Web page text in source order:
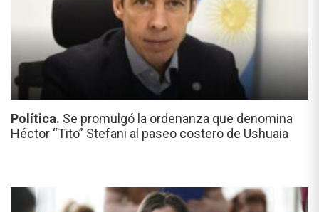
Política. Se promulgó la ordenanza que denomina
Héctor “Tito” Stefani al paseo costero de Ushuaia